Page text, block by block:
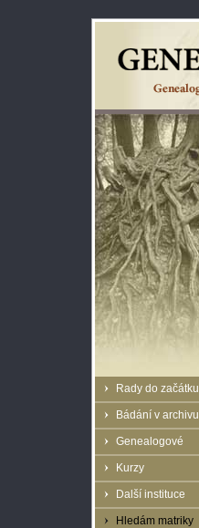
Rady do začátku
Bádání v archivu
Genealogové
Kurzy
Další instituce
Hledám matriky